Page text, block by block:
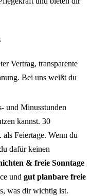
Vertrag, transparente
Bei uns weißt du
und Minusstunden
kannst. 30
Feiertage. Wenn du
dafür keinen
& freie Sonntage
und gut planbare freie
was dir wichtig ist.